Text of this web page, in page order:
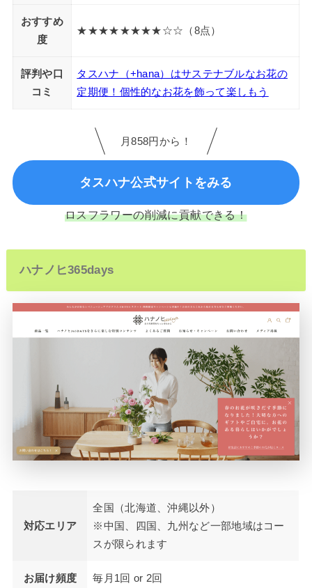
おすすめ
度
★★★★★★★★☆☆（8点）
評判や口
コミ
タスハナ（+hana）はサステナブルなお花の
定期便！個性的なお花を飾って楽しもう
月858円から！
タスハナ公式サイトをみる
ロスフラワーの削減に貢献できる！
ハナノヒ365days
対応エリア
全国（北海道、沖縄以外）
※中国、四国、九州など一部地域はコー
スが限られます
お届け頻度 毎月1回 or 2回